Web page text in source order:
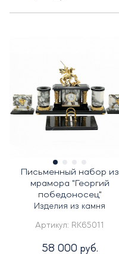
Письменный набор из
мрамора "Георгий
победоносец"
Изделия из камня
Артикул: RK65011
58 000 руб.